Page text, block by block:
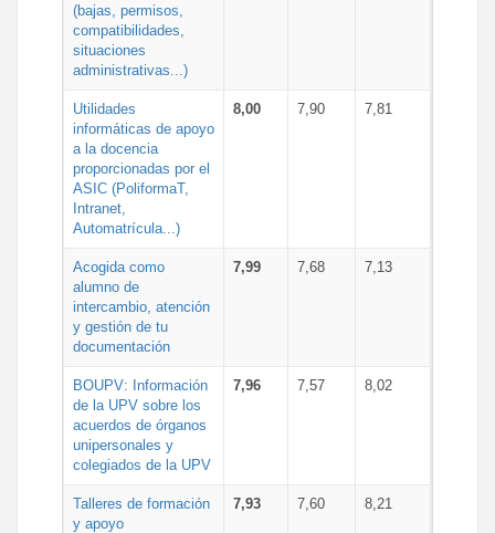
(bajas, permisos,
compatibilidades,
situaciones
administrativas...)
Utilidades
informáticas de apoyo
a la docencia
proporcionadas por el
ASIC (PoliformaT,
Intranet,
Automatrícula...)
8,00 7,90 7,81
Acogida como
alumno de
intercambio, atención
y gestión de tu
documentación
7,99 7,68 7,13
BOUPV: Información
de la UPV sobre los
acuerdos de órganos
unipersonales y
colegiados de la UPV
7,96 7,57 8,02
Talleres de formación
y apoyo
7,93 7,60 8,21